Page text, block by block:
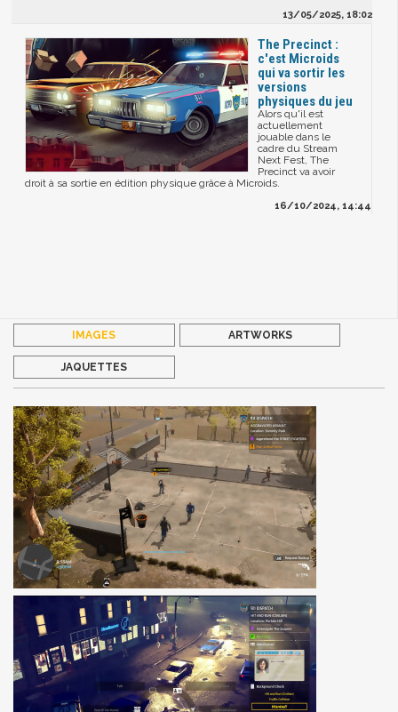
13/05/2025, 18:02
The Precinct :
c'est Microids
qui va sortir les
versions
physiques du jeu
Alors qu'il est
actuellement
jouable dans le
cadre du Stream
Next Fest, The
Precinct va avoir
droit à sa sortie en édition physique grâce à Microids.
16/10/2024, 14:44
IMAGES ARTWORKS
JAQUETTES